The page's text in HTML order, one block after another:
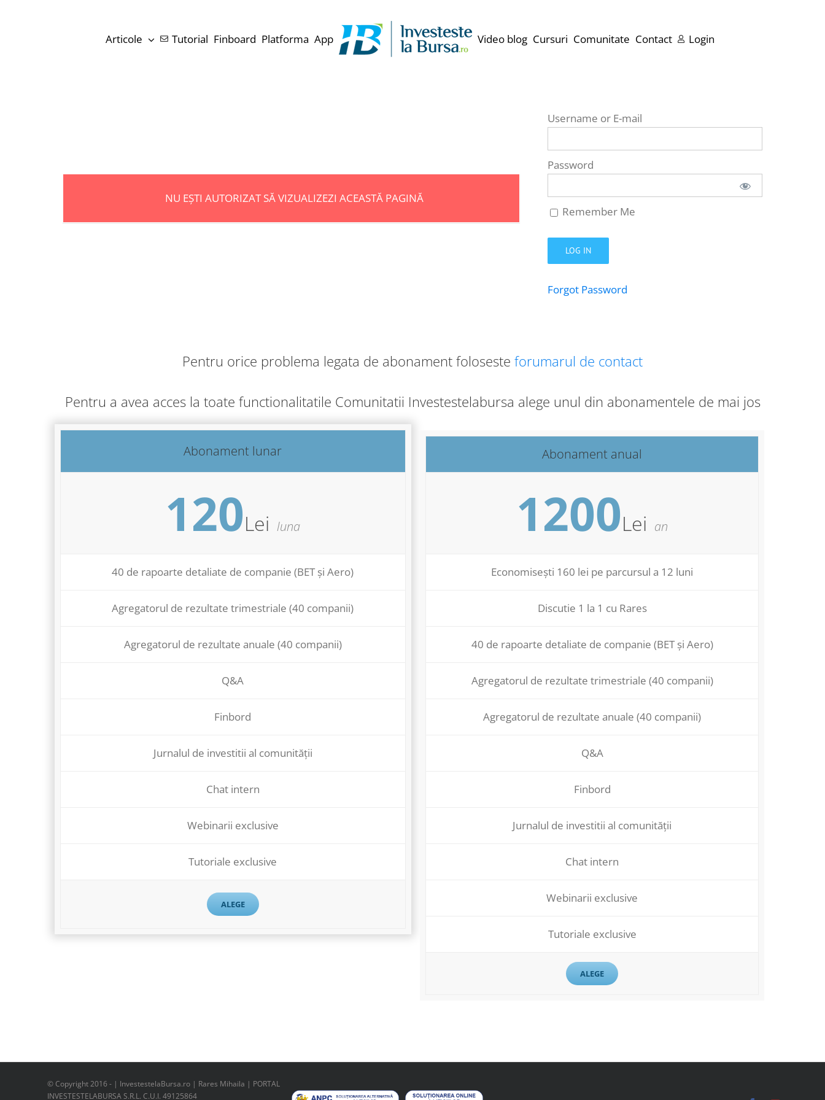
Articole Tutorial Finboard Platforma App Video blog Cursuri Comunitate Contact Login
NU EȘTI AUTORIZAT SĂ VIZUALIZEZI ACEASTĂ PAGINĂ
Username or E-mail
Password
Remember Me
Forgot Password
Pentru orice problema legata de abonament foloseste forumarul de contact
Pentru a avea acces la toate functionalitatile Comunitatii Investestelabursa alege unul din abonamentele de mai jos
Abonament lunar
120Lei luna
40 de rapoarte detaliate de companie (BET și Aero)
Agregatorul de rezultate trimestriale (40 companii)
Agregatorul de rezultate anuale (40 companii)
Q&A
Finbord
Jurnalul de investitii al comunității
Chat intern
Webinarii exclusive
Tutoriale exclusive
ALEGE
Abonament anual
1200Lei an
Economisești 160 lei pe parcursul a 12 luni
Discutie 1 la 1 cu Rares
40 de rapoarte detaliate de companie (BET și Aero)
Agregatorul de rezultate trimestriale (40 companii)
Agregatorul de rezultate anuale (40 companii)
Q&A
Finbord
Jurnalul de investitii al comunității
Chat intern
Webinarii exclusive
Tutoriale exclusive
ALEGE
© Copyright 2016 - | InvestestelaBursa.ro | Rares Mihaila | PORTAL
INVESTESTELABURSA S.R.L. C.U.I. 49125864